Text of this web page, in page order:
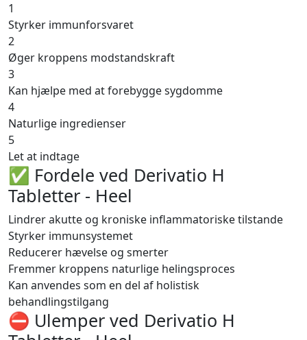
1
Styrker immunforsvaret
2
Øger kroppens modstandskraft
3
Kan hjælpe med at forebygge sygdomme
4
Naturlige ingredienser
5
Let at indtage
✅ Fordele ved Derivatio H
Tabletter - Heel
Lindrer akutte og kroniske inflammatoriske tilstande
Styrker immunsystemet
Reducerer hævelse og smerter
Fremmer kroppens naturlige helingsproces
Kan anvendes som en del af holistisk
behandlingstilgang
⛔️ Ulemper ved Derivatio H